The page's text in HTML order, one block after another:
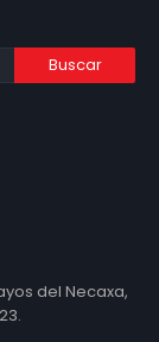
del Necaxa,